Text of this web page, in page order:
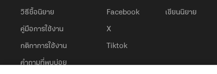
วิธีซื้อนิยาย
คู่มือการใช้งาน
กติกาการใช้งาน
คำถามที่พบบ่อย
Facebook
X
Tiktok
เขียนนิยาย